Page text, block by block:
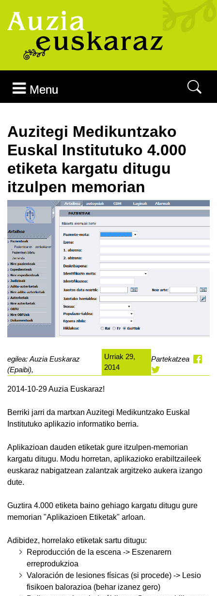
Menu
Auzitegi Medikuntzako
Euskal Institutuko 4.000
etiketa kargatu ditugu
itzulpen memorian
egilea: Auzia Euskaraz
(Epaibi),
Urriak 29,
2014
Partekatzea
2014-10-29 Auzia Euskaraz!
Berriki jarri da martxan Auzitegi Medikuntzako Euskal
Institutuko aplikazio informatiko berria.
Aplikazioan dauden etiketak gure itzulpen-memorian
kargatu ditugu. Modu horretan, aplikazioko erabiltzaileek
euskaraz nabigatzean zalantzak argitzeko aukera izango
dute.
Guztira 4.000 etiketa baino gehiago kargatu ditugu gure
memorian "Aplikazioen Etiketak" arloan.
Adibidez, horrelako etiketak sartu ditugu:
Reproducción de la escena -> Eszenarern
erreprodukzioa
Valoración de lesiones físicas (si procede) -> Lesio
fisikoen balorazioa (behar izanez gero)